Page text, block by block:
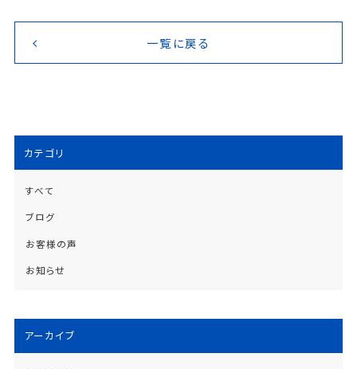
一覧に戻る
カテゴリ
すべて
ブログ
お客様の声
お知らせ
アーカイブ